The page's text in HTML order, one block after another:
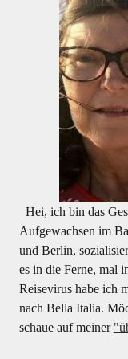
Hei, ich bin das
Aufgewachsen im
und Berlin,
es in die Ferne, mal
Reisevirus habe ich
nach Bella Italia.
schaue auf meiner